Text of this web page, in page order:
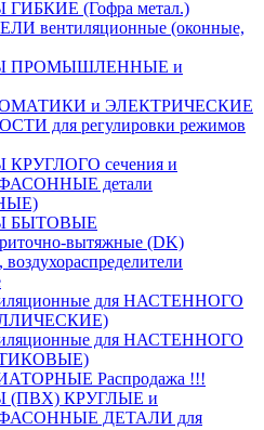
(Гофра метал.)
вентиляционные (оконные,
ПРОМЫШЛЕННЫЕ и
и ЭЛЕКТРИЧЕСКИЕ
для регулировки режимов
сечения и
детали
БЫТОВЫЕ
вытяжные (DK)
для НАСТЕННОГО
для НАСТЕННОГО
Распродажа !!!
(ПВХ) КРУГЛЫЕ и
ДЕТАЛИ для